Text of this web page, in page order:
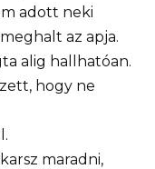
adott neki
az apja.
alig hallhatóan.
hogy ne
maradni,